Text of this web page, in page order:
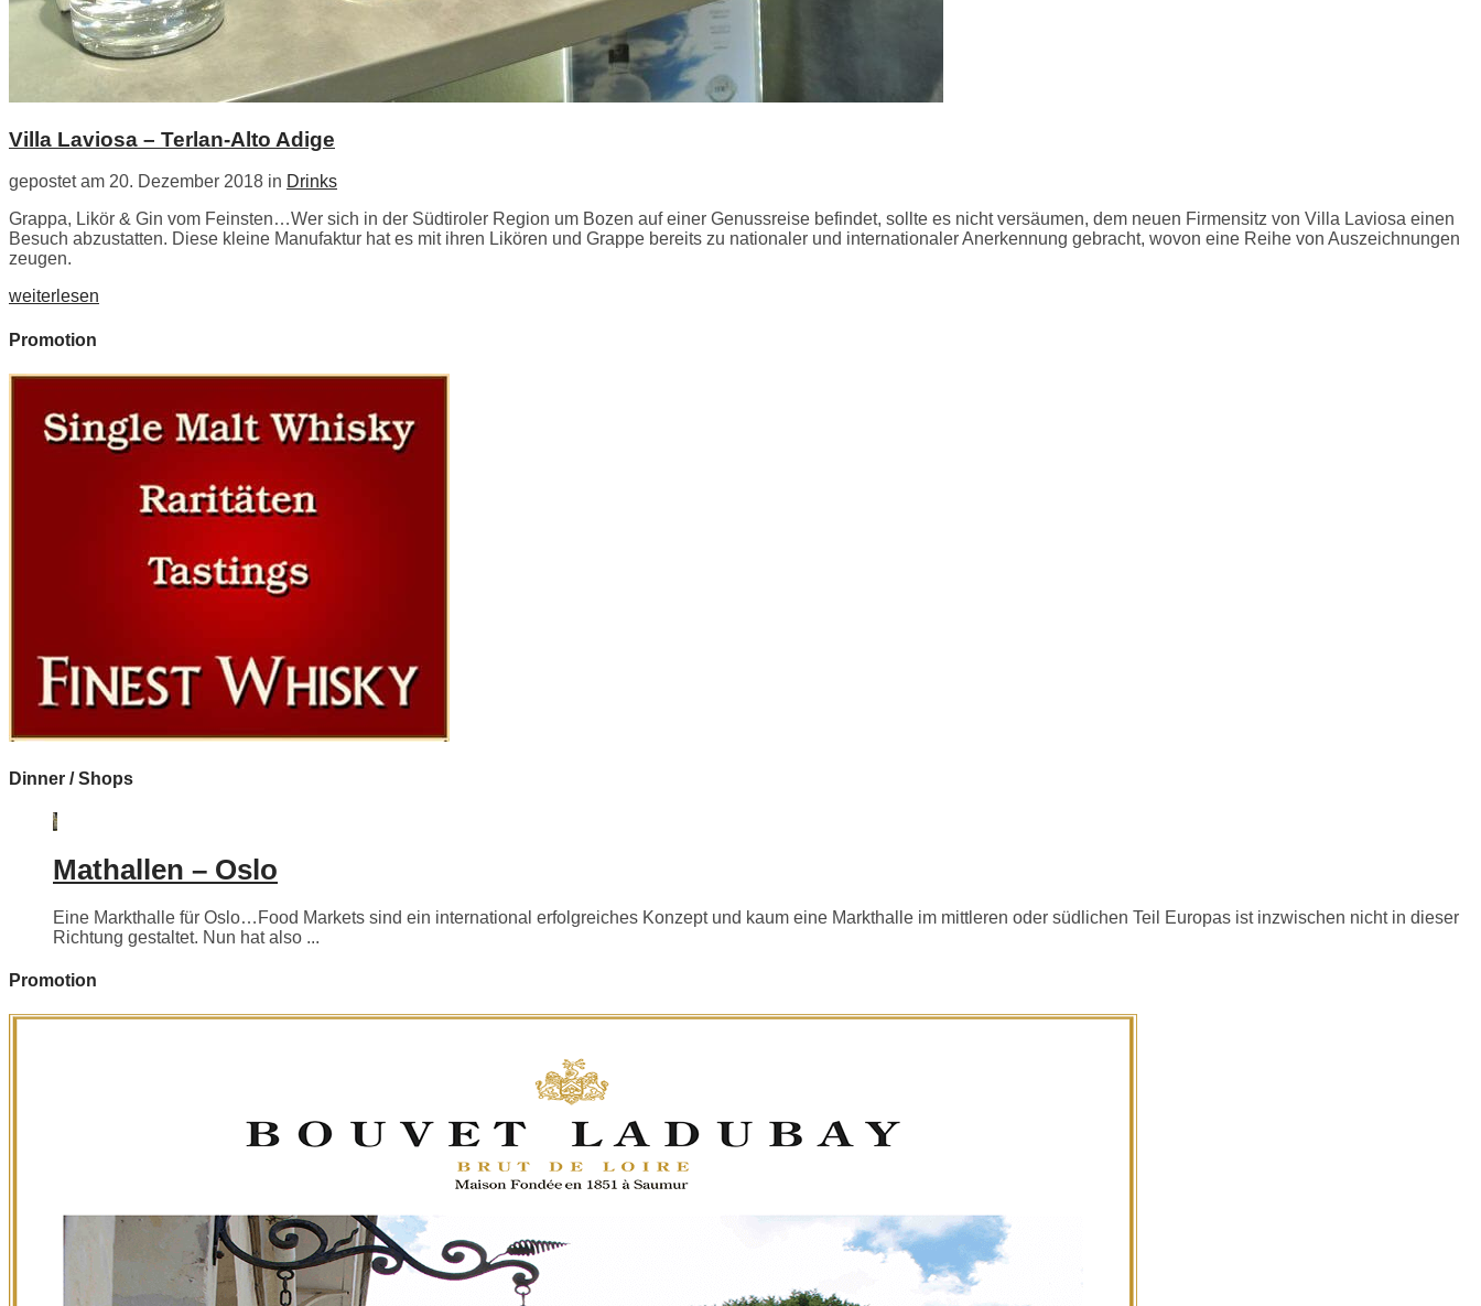
Villa Laviosa – Terlan-Alto Adige
gepostet am 20. Dezember 2018 in Drinks
Grappa, Likör & Gin vom Feinsten…Wer sich in der Südtiroler Region um Bozen auf einer Genussreise befindet, sollte es nicht versäumen, dem neuen Firmensitz von Villa Laviosa einen
Besuch abzustatten. Diese kleine Manufaktur hat es mit ihren Likören und Grappe bereits zu nationaler und internationaler Anerkennung gebracht, wovon eine Reihe von Auszeichnungen
zeugen.
weiterlesen
Promotion
Dinner / Shops
Mathallen – Oslo
Eine Markthalle für Oslo…Food Markets sind ein international erfolgreiches Konzept und kaum eine Markthalle im mittleren oder südlichen Teil Europas ist inzwischen nicht in dieser
Richtung gestaltet. Nun hat also ...
Promotion